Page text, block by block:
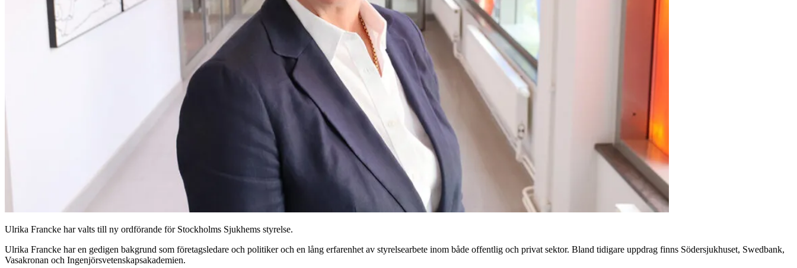
Ulrika Francke har valts till ny ordförande för Stockholms Sjukhems styrelse.
Ulrika Francke har en gedigen bakgrund som företagsledare och politiker och en lång erfarenhet av styrelsearbete inom både offentlig och privat sektor. Bland tidigare uppdrag finns Södersjukhuset, Swedbank,
Vasakronan och Ingenjörsvetenskapsakademien.